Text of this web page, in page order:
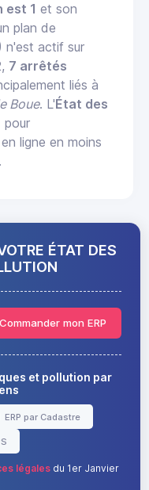
est 1 et son
plan de
n'est actif sur
7 arrêtés
liés à
Boue. L'État des
pour
ligne en moins
ÉTAT DES
Commander mon ERP
et pollution par
ERP par Cadastre
légalesdu 1er Janvier